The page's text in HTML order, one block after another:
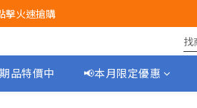
擊火速搶購
擊火速搶購
按下搶購
木薯砂1包
擊火速搶購
品特價中 📢本月限定優惠